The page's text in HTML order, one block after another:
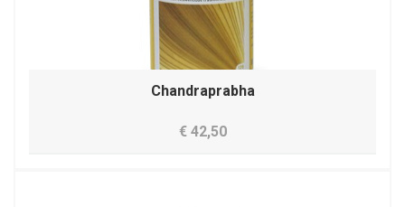
Chandraprabha
€ 42,50